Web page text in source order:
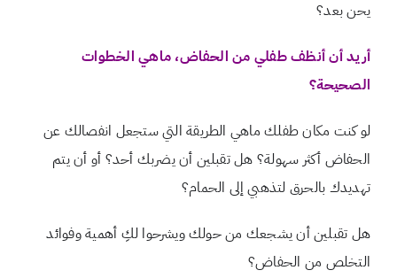
يحن بعد؟
أريد أن أنظف طفلي من الحفاض، ماهي الخطوات
الصحيحة؟
لو كنت مكان طفلك ماهي الطريقة التي ستجعل انفصالك عن
الحفاض أكثر سهولة؟ هل تقبلين أن يضربك أحد؟ أو أن يتم
تهديدك بالحرق لتذهبي إلى الحمام؟
هل تقبلين أن يشجعك من حولك ويشرحوا لكِ أهمية وفوائد
التخلص من الحفاض؟